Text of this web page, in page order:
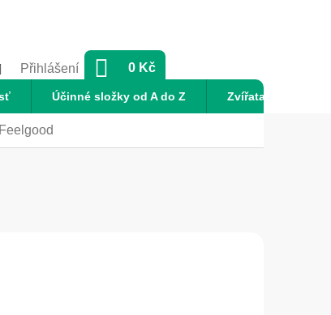
Přihlášení
NÁKUPNÍ
0 Kč
Účinné složky od A do Z Zvířata